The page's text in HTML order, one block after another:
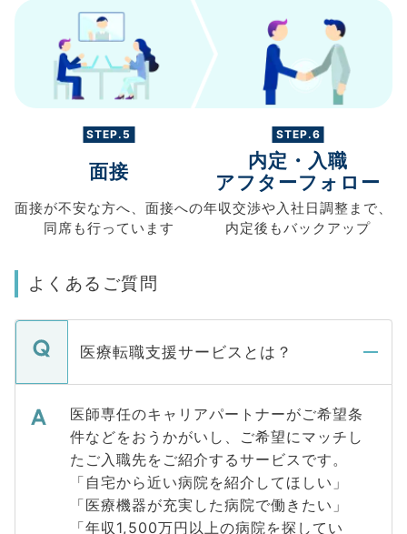
STEP.5
面接
面接が不安な方へ、 面接への
同席も行っています
STEP.6
内定・入職
アフターフォロー
年収交渉や入社日調整まで、
内定後もバックアップ
よくあるご質問
医療転職支援サービスとは？
医師専任のキャリアパートナーがご希望条
件などをおうかがいし、ご希望にマッチし
たご入職先をご紹介するサービスです。
「自宅から近い病院を紹介してほしい」
「医療機器が充実した病院で働きたい」
「年収1,500万円以上の病院を探してい